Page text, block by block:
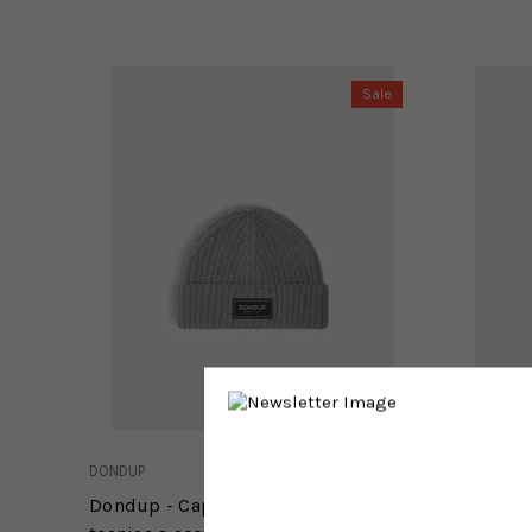
Sale
DONDUP
Dondup - Cappello in lana